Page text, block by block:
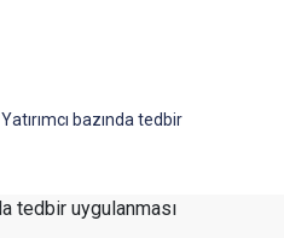
Yatırımcı bazında tedbir